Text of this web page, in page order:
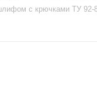
с крючками ТУ 92-